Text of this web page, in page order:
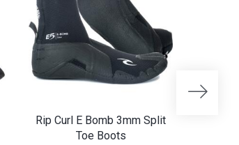
Rip Curl E Bomb 3mm Split
Toe Boots